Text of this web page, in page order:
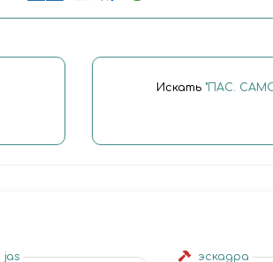
Искать "ПАС.
jas эскадра